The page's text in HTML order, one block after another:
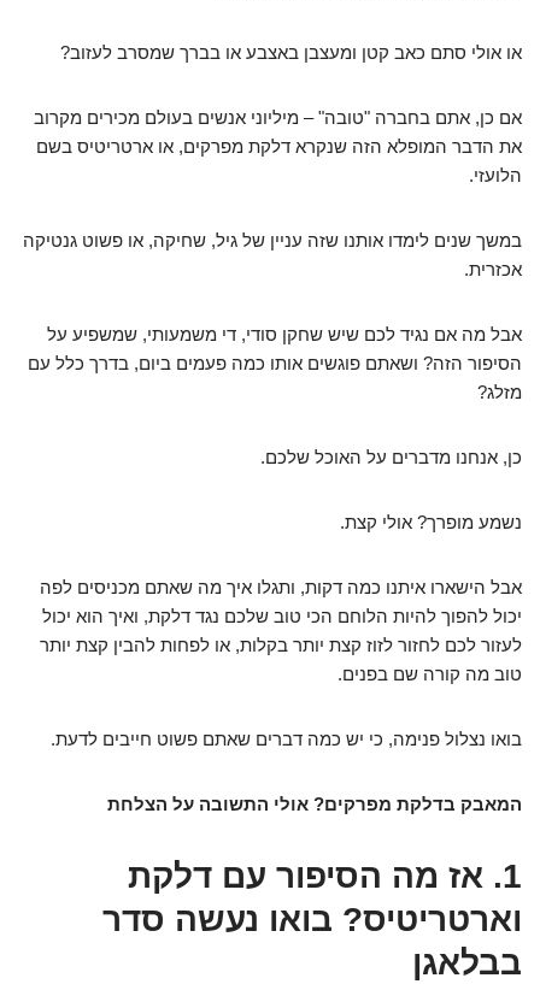
או אולי סתם כאב קטן ומעצבן באצבע או בברך שמסרב לעזוב?
אם כן, אתם בחברה "טובה" – מיליוני אנשים בעולם מכירים מקרוב
את הדבר המופלא הזה שנקרא דלקת מפרקים, או ארטריטיס בשם
הלועזי.
במשך שנים לימדו אותנו שזה עניין של גיל, שחיקה, או פשוט גנטיקה
אכזרית.
אבל מה אם נגיד לכם שיש שחקן סודי, די משמעותי, שמשפיע על
הסיפור הזה? ושאתם פוגשים אותו כמה פעמים ביום, בדרך כלל עם
מזלג?
כן, אנחנו מדברים על האוכל שלכם.
נשמע מופרך? אולי קצת.
אבל הישארו איתנו כמה דקות, ותגלו איך מה שאתם מכניסים לפה
יכול להפוך להיות הלוחם הכי טוב שלכם נגד דלקת, ואיך הוא יכול
לעזור לכם לחזור לזוז קצת יותר בקלות, או לפחות להבין קצת יותר
טוב מה קורה שם בפנים.
בואו נצלול פנימה, כי יש כמה דברים שאתם פשוט חייבים לדעת.
המאבק בדלקת מפרקים? אולי התשובה על הצלחת
1. אז מה הסיפור עם דלקת
וארטריטיס? בואו נעשה סדר
בבלאגן